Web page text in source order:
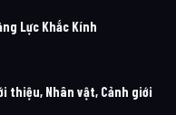
Lực Khắc Kính
thiệu, Nhân vật, Cảnh giới